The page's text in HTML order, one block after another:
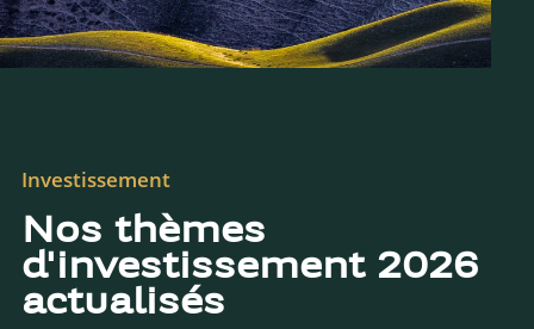
Investissement
Nos thèmes
d'investissement 2026
actualisés